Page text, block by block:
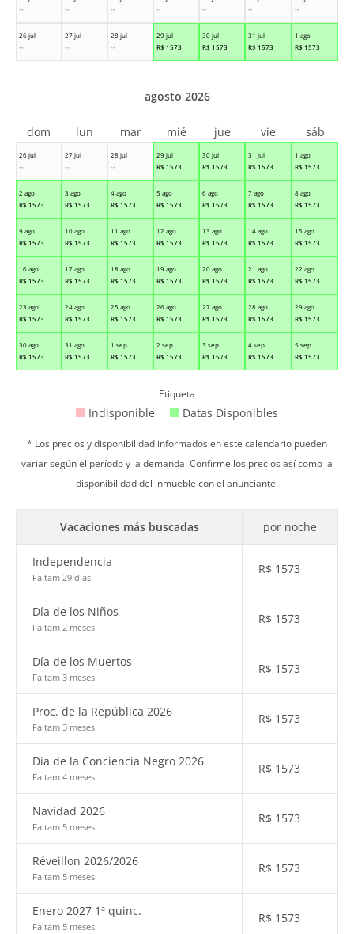
--
--
--
--
--
--
--
26 jul
--
27 jul
--
28 jul
--
29 jul
R$ 1573
30 jul
R$ 1573
31 jul
R$ 1573
1 ago
R$ 1573
26 jul
--
27 jul
--
28 jul
--
29 jul
R$ 1573
30 jul
R$ 1573
31 jul
R$ 1573
1 ago
R$ 1573
2 ago
R$ 1573
3 ago
R$ 1573
4 ago
R$ 1573
5 ago
R$ 1573
6 ago
R$ 1573
7 ago
R$ 1573
8 ago
R$ 1573
9 ago
R$ 1573
10 ago
R$ 1573
11 ago
R$ 1573
12 ago
R$ 1573
13 ago
R$ 1573
14 ago
R$ 1573
15 ago
R$ 1573
16 ago
R$ 1573
17 ago
R$ 1573
18 ago
R$ 1573
19 ago
R$ 1573
20 ago
R$ 1573
21 ago
R$ 1573
22 ago
R$ 1573
23 ago
R$ 1573
24 ago
R$ 1573
25 ago
R$ 1573
26 ago
R$ 1573
27 ago
R$ 1573
28 ago
R$ 1573
29 ago
R$ 1573
30 ago
R$ 1573
31 ago
R$ 1573
1 sep
R$ 1573
2 sep
R$ 1573
3 sep
R$ 1573
4 sep
R$ 1573
5 sep
R$ 1573
agosto 2026
dom lun mar mié jue vie sáb
Etiqueta
Indisponible Datas Disponibles
* Los precios y disponibilidad informados en este calendario pueden
variar según el período y la demanda. Confirme los precios así como la
disponibilidad del inmueble con el anunciante.
Vacaciones más buscadas por noche
Independencia
Faltam 29 dias
R$ 1573
Día de los Niños
Faltam 2 meses
R$ 1573
Día de los Muertos
Faltam 3 meses
R$ 1573
Proc. de la República 2026
Faltam 3 meses
R$ 1573
Día de la Conciencia Negro 2026
Faltam 4 meses
R$ 1573
Navidad 2026
Faltam 5 meses
R$ 1573
Réveillon 2026/2026
Faltam 5 meses
R$ 1573
Enero 2027 1ª quinc.
Faltam 5 meses
R$ 1573